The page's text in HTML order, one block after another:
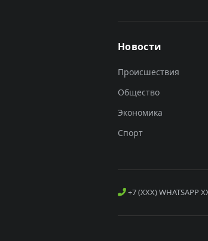
Новости
Происшествия
Общество
Экономика
Спорт
+7 (XXX) WHATSAPP